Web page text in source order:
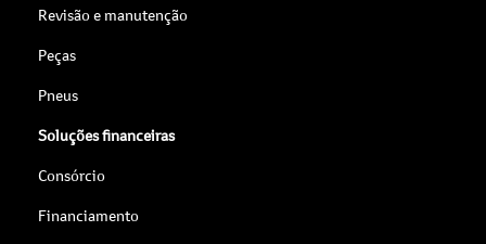
Revisão e manutenção
Peças
Pneus
Soluções financeiras
Consórcio
Financiamento